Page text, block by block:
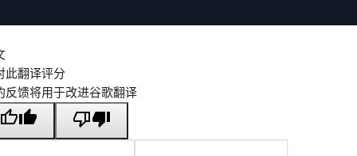
此翻译评分
反馈将用于改进谷歌翻译